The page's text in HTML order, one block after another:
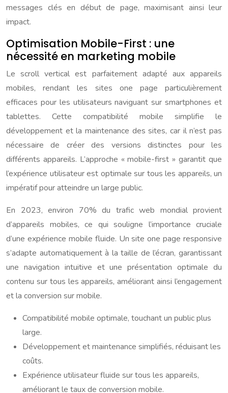
messages clés en début de page, maximisant ainsi leur
impact.
Optimisation Mobile-First : une
nécessité en marketing mobile
Le scroll vertical est parfaitement adapté aux appareils
mobiles, rendant les sites one page particulièrement
efficaces pour les utilisateurs naviguant sur smartphones et
tablettes. Cette compatibilité mobile simplifie le
développement et la maintenance des sites, car il n’est pas
nécessaire de créer des versions distinctes pour les
différents appareils. L’approche « mobile-first » garantit que
l’expérience utilisateur est optimale sur tous les appareils, un
impératif pour atteindre un large public.
En 2023, environ 70% du trafic web mondial provient
d’appareils mobiles, ce qui souligne l’importance cruciale
d’une expérience mobile fluide. Un site one page responsive
s’adapte automatiquement à la taille de l’écran, garantissant
une navigation intuitive et une présentation optimale du
contenu sur tous les appareils, améliorant ainsi l’engagement
et la conversion sur mobile.
Compatibilité mobile optimale, touchant un public plus
large.
Développement et maintenance simplifiés, réduisant les
coûts.
Expérience utilisateur fluide sur tous les appareils,
améliorant le taux de conversion mobile.